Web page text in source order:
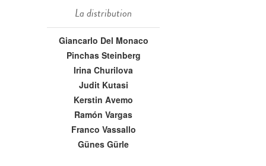
La distribution
Giancarlo Del Monaco
Pinchas Steinberg
Irina Churilova
Judit Kutasi
Kerstin Avemo
Ramón Vargas
Franco Vassallo
Günes Gürle